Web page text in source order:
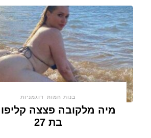
בנות חמות דוגמניות
מיה מלקובה פצצה
בת 27